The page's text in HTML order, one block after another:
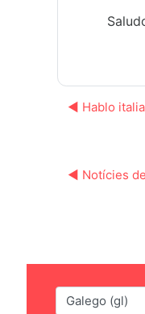
◀︎ Hablo
◀︎ Notícies
Idioma